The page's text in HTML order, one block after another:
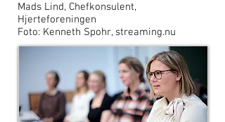
Mads Lind, Chefkonsulent,
Hjerteforeningen
Foto: Kenneth Spohr, streaming.nu